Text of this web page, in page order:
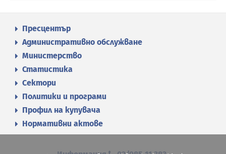
Пресцентър
Административно обслужване
Министерство
Статистика
Сектори
Политики и програми
Профил на купувача
Нормативни актове